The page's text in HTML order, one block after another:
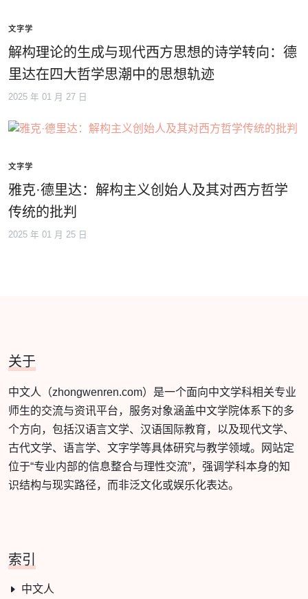
文字学
解构理论的生成与现代西方思想的诗学转向：德
里达在四大哲学思潮中的思想轨迹
2025 年 01 月 27 日
文字学
雅克·德里达：解构主义创始人及其对西方哲学
传统的批判
2025 年 01 月 25 日
关于
中文人（zhongwenren.com）是一个面向中文学科相关专业
师生的交流与资讯平台，服务对象涵盖中文学院体系下的多
个方向，包括汉语言文学、汉语国际教育，以及现代文学、
古代文学、语言学、文字学等具体研究与教学领域。网站定
位于“专业内部的信息整合与理性交流”，强调学科本身的知
识结构与现实路径，而非泛文化或娱乐化表达。
索引
中文人